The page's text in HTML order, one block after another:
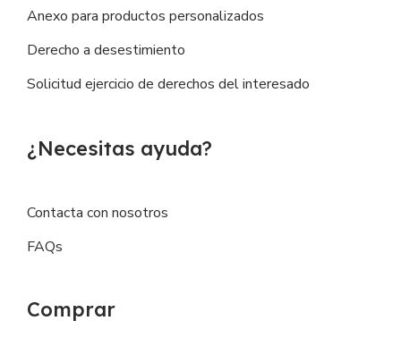
Anexo para productos personalizados
Derecho a desestimiento
Solicitud ejercicio de derechos del interesado
¿Necesitas ayuda?
Contacta con nosotros
FAQs
Comprar